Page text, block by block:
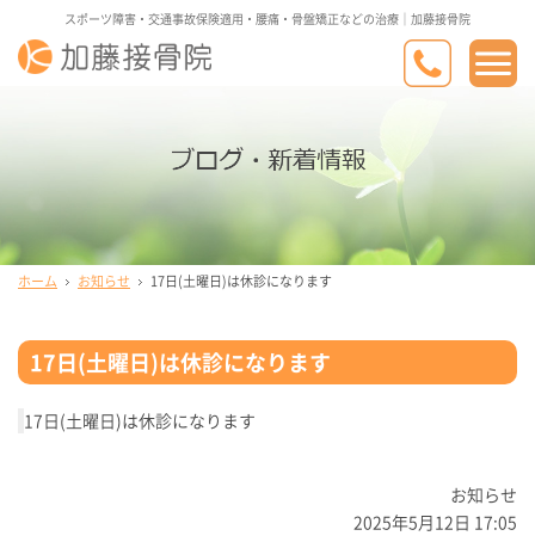
スポーツ障害・交通事故保険適用・腰痛・骨盤矯正などの治療｜加藤接骨院
ホーム お知らせ 17日(土曜日)は休診になります
17日(土曜日)は休診になります
17日(土曜日)は休診になります
お知らせ
2025年5月12日 17:05